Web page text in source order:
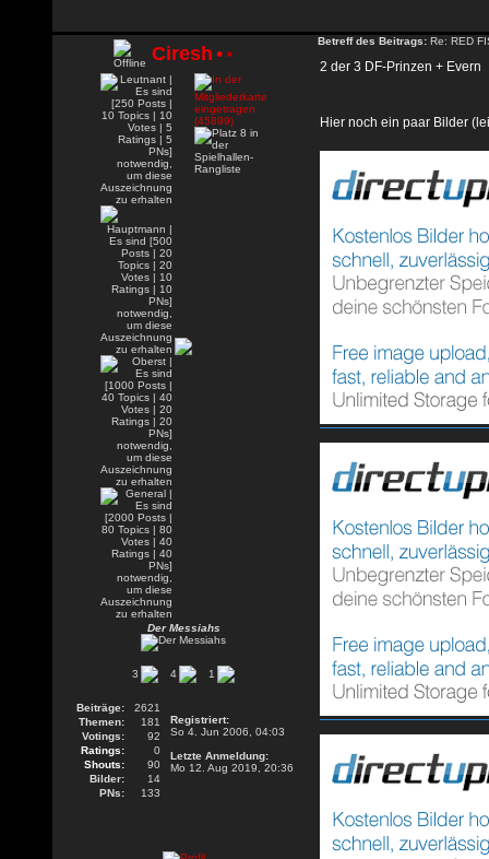
Ciresh ••
Der Messiahs
3 4 1
Beiträge:
2621
Themen:
181
Votings:
92
Ratings:
0
Shouts:
90
Bilder:
14
PNs:
133
Registriert:
So 4. Jun 2006, 04:03
Letzte Anmeldung:
Mo 12. Aug 2019, 20:36
Betreff des Beitrags: Re: RED
2 der 3 DF-Prinzen + Evern
Hier noch ein paar Bilder